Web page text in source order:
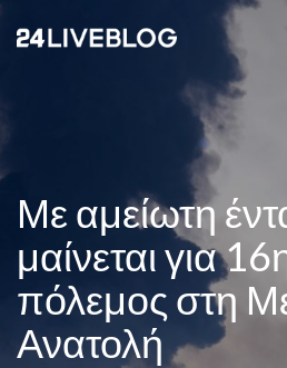
Με αμείωτη
μαίνεται για
πόλεμος στη
Ανατολή